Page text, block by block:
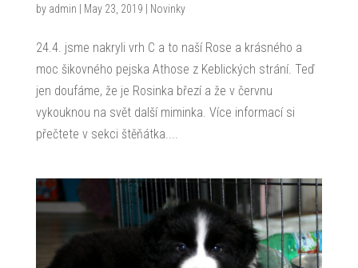
by admin May 23, 2019 Novinky
24.4. jsme nakryli vrh C a to naší Rose a krásného a
moc šikovného pejska Athose z Keblických strání. Teď
jen doufáme, že je Rosinka březí a že v červnu
vykouknou na svět další miminka. Více informací si
přečtete v sekci štěňátka....